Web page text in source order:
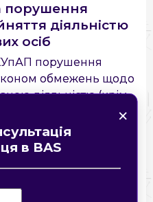
зв'язку
порушення
діяльністю
осіб
порушення
обмежень щодо
діяльністю (крім
діяльності,
практики,
із спорту) або
- тягне за собою
до 8500 гривень з
доходу від
××
в BAS